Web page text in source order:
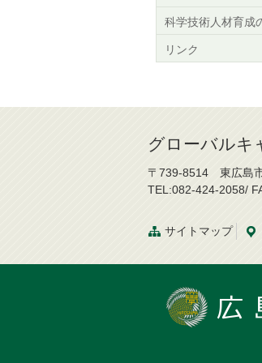
科学技術人材育成
リンク
グローバルキ
〒739-8514 東広島
TEL:082-424-2058/
サイトマップ